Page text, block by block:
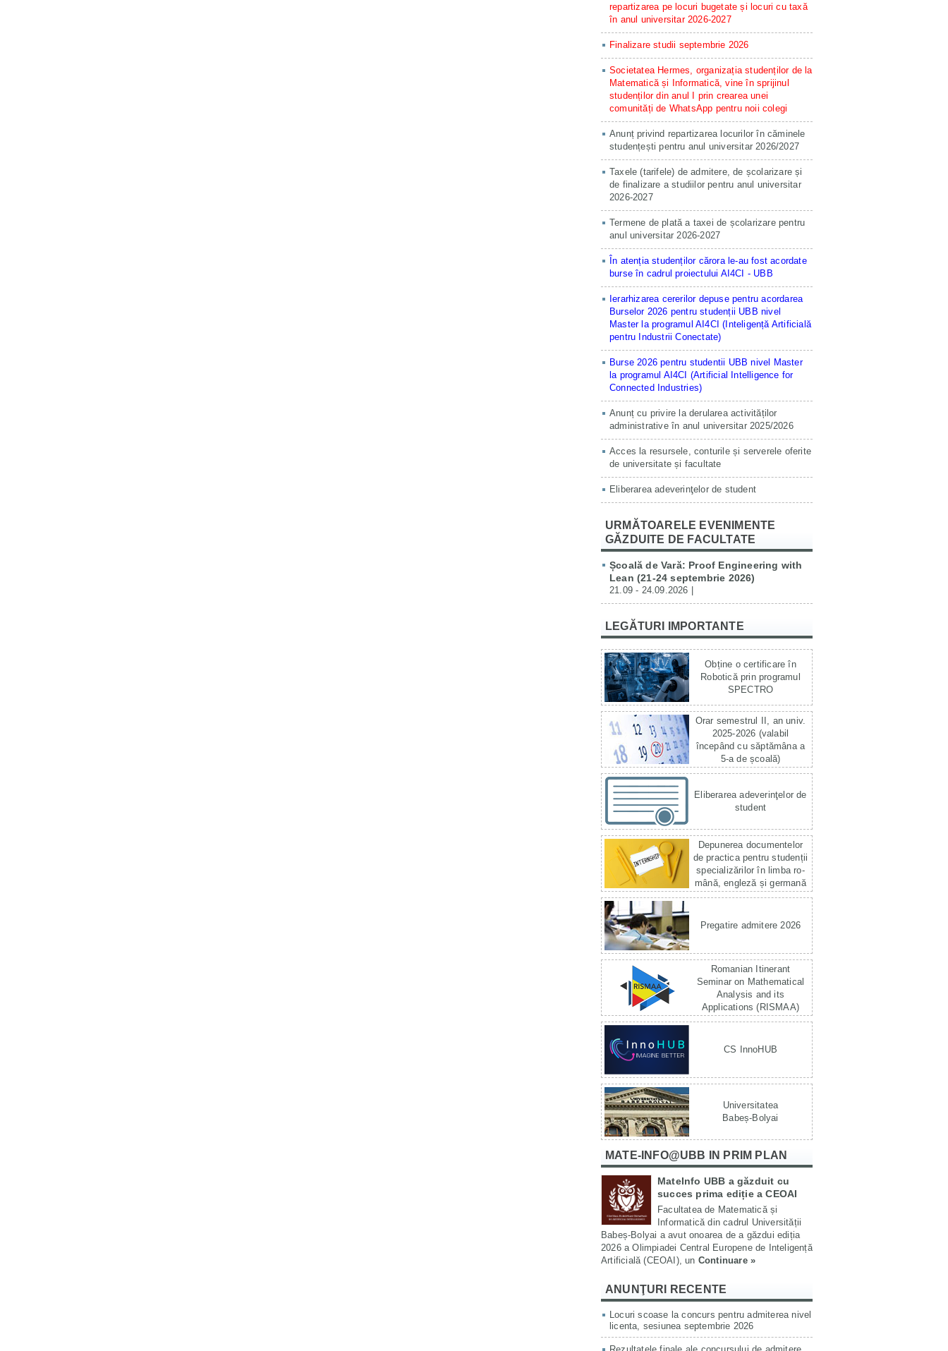
repartizarea pe locuri bugetate și locuri cu taxă
în anul universitar 2026-2027
Finalizare studii septembrie 2026
Societatea Hermes, organizația studenților de la
Matematică și Informatică, vine în sprijinul
studenților din anul I prin crearea unei
comunități de WhatsApp pentru noii colegi
Anunț privind repartizarea locurilor în căminele
studențești pentru anul universitar 2026/2027
Taxele (tarifele) de admitere, de școlarizare și
de finalizare a studiilor pentru anul universitar
2026-2027
Termene de plată a taxei de școlarizare pentru
anul universitar 2026-2027
În atenția studenților cărora le-au fost acordate
burse în cadrul proiectului AI4CI - UBB
Ierarhizarea cererilor depuse pentru acordarea
Burselor 2026 pentru studenții UBB nivel
Master la programul AI4CI (Inteligență Artificială
pentru Industrii Conectate)
Burse 2026 pentru studentii UBB nivel Master
la programul AI4CI (Artificial Intelligence for
Connected Industries)
Anunț cu privire la derularea activităților
administrative în anul universitar 2025/2026
Acces la resursele, conturile și serverele oferite
de universitate și facultate
Eliberarea adeverinţelor de student
URMĂTOARELE EVENIMENTE
GĂZDUITE DE FACULTATE
Școală de Vară: Proof Engineering with
Lean (21-24 septembrie 2026)
21.09 - 24.09.2026 |
LEGĂTURI IMPORTANTE
Obține o certificare în
Robotică prin programul
SPECTRO
Orar semestrul II, an univ.
2025-2026 (valabil
începând cu săptămâna a
5-a de școală)
Eliberarea adeverinţelor de
student
Depunerea documentelor
de practica pentru studenții
specializărilor în limba ro­
mână, engleză și germană
Pregatire admitere 2026
Romanian Itinerant
Seminar on Mathematical
Analysis and its
Applications (RISMAA)
CS InnoHUB
Universitatea
Babeș-Bolyai
MATE-INFO@UBB IN PRIM PLAN
MateInfo UBB a găzduit cu
succes prima ediție a CEOAI
Facultatea de Matematică și
Informatică din cadrul Universității
Babeș-Bolyai a avut onoarea de a găzdui ediția
2026 a Olimpiadei Central Europene de Inteligență
Artificială (CEOAI), un Continuare »
ANUNŢURI RECENTE
Locuri scoase la concurs pentru admiterea nivel
licenta, sesiunea septembrie 2026